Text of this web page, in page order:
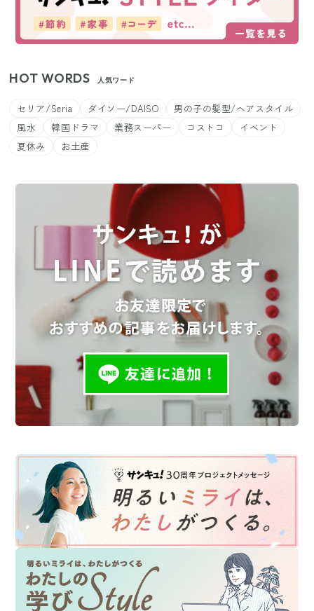
HOT WORDS 人気ワード
セリア/Seria ダイソー/DAISO
男の子の髪型/ヘアスタイル
風水
韓国ドラマ 業務スーパー コストコ
イベント
夏休み
お土産